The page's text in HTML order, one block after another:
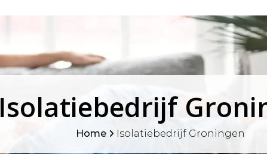
Isolatiebedrijf
Home Isolatiebedrijf Groningen